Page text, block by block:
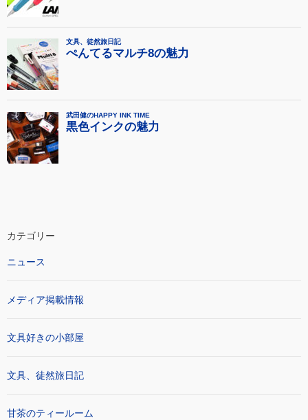
カテゴリー
ニュース
メディア掲載情報
文具好きの小部屋
文具、徒然旅日記
甘茶のティールーム